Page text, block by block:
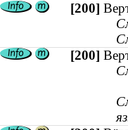
[200]
[200]